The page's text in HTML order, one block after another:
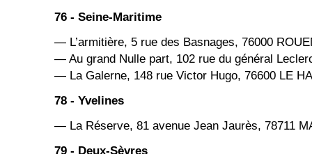
76 - Seine-Maritime
— L’armitière, 5 rue des Basnages, 76000
— Au grand Nulle part, 102 rue du général
— La Galerne, 148 rue Victor Hugo, 76600 LE
78 - Yvelines
— La Réserve, 81 avenue Jean Jaurès, 78711
79 - Deux-Sèvres